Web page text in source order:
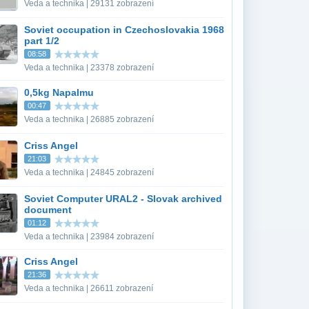
Veda a technika | 29131 zobrazení
Soviet occupation in Czechoslovakia 1968
part 1/2
08:58
Veda a technika | 23378 zobrazení
0,5kg Napalmu
00:47
Veda a technika | 26885 zobrazení
Criss Angel
21:03
Veda a technika | 24845 zobrazení
Soviet Computer URAL2 - Slovak archived
document
01:12
Veda a technika | 23984 zobrazení
Criss Angel
21:36
Veda a technika | 26611 zobrazení